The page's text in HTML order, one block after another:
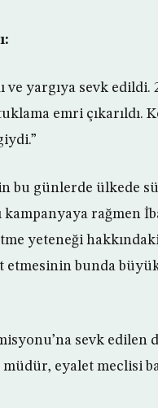
ve yargıya sevk
emri çıkarıldı.
bu günlerde ülkede
kampanyaya rağmen
yeteneği
bunda
sevk edilen
eyalet meclisi